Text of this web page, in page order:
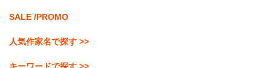
SALE /PROMO
人気作家名で探す >>